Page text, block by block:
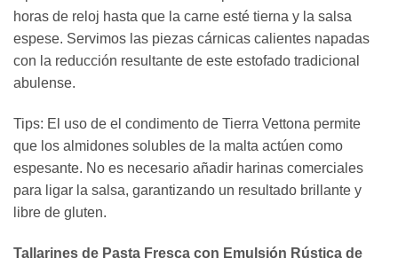
horas de reloj hasta que la carne esté tierna y la salsa
espese. Servimos las piezas cárnicas calientes napadas
con la reducción resultante de este estofado tradicional
abulense.
Tips: El uso de el condimento de Tierra Vettona permite
que los almidones solubles de la malta actúen como
espesante. No es necesario añadir harinas comerciales
para ligar la salsa, garantizando un resultado brillante y
libre de gluten.
Tallarines de Pasta Fresca con Emulsión Rústica de